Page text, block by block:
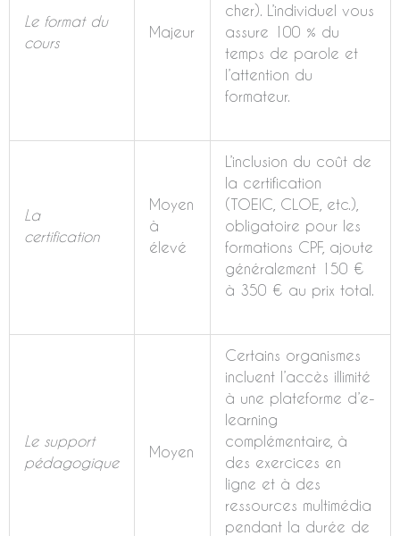
Le format du
cours
Majeur
cher). L’individuel vous
assure 100 % du
temps de parole et
l’attention du
formateur.
La
certification
Moyen
à
élevé
L’inclusion du coût de
la certification
(TOEIC, CLOE, etc.),
obligatoire pour les
formations CPF, ajoute
généralement 150 €
à 350 € au prix total.
Le support
pédagogique
Moyen
Certains organismes
incluent l’accès illimité
à une plateforme d’e-
learning
complémentaire, à
des exercices en
ligne et à des
ressources multimédia
pendant la durée de